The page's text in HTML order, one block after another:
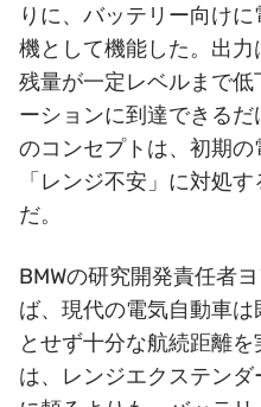
りに、バッテリー向け
機として機能した。出
残量が一定レベルまで
ーションに到達できる
のコンセプトは、初期
「レンジ不安」に対処
だ。
BMWの研究開発責任者
ば、現代の電気自動車
とせず十分な航続距離
は、レンジエクステン